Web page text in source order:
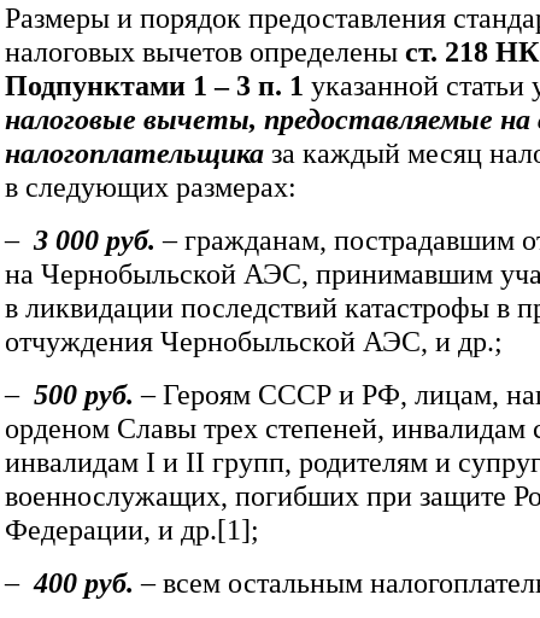
Размеры и порядок предоставления
налоговых вычетов определены ст. 218
Подпунктами 1 – 3 п. 1 указанной статьи
налоговые вычеты, предоставляемые на
налогоплательщика за каждый месяц
в следующих размерах:
– 3 000 руб. – гражданам, пострадавшим
на Чернобыльской АЭС, принимавшим
в ликвидации последствий катастрофы в
отчуждения Чернобыльской АЭС, и др.;
– 500 руб. – Героям СССР и РФ, лицам,
орденом Славы трех степеней, инвалидам
инвалидам I и II групп, родителям и
военнослужащих, погибших при защите
Федерации, и др.[1];
– 400 руб. – всем остальным